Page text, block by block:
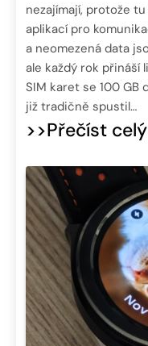
nezajímají, protože
aplikací pro
a neomezená data
ale každý rok přináší
SIM karet se 100 GB
již tradičně spustil…
>>Přečíst